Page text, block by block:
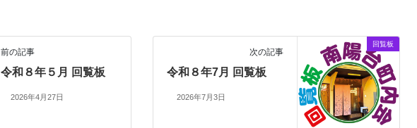
前の記事
令和８年５月 回覧板
2026年4月27日
回覧板
次の記事
令和８年7月 回覧板
2026年7月3日